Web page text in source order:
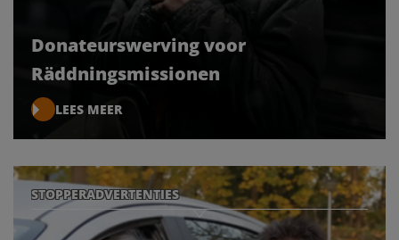
Donateurswerving voor
Räddningsmissionen
LEES MEER
STOPPERADVERTENTIES